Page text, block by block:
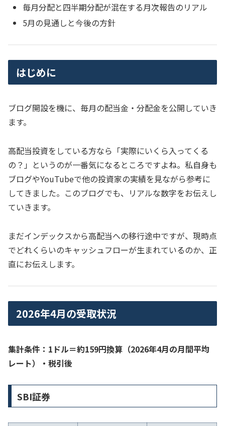
毎月分配と四半期分配が混在する月次報告のリアル
5月の見通しと今後の方針
はじめに
ブログ開設を機に、毎月の配当金・分配金を公開していき
ます。
高配当投資をしている方なら「実際にいくら入ってくる
の？」というのが一番気になるところですよね。私自身も
ブログやYouTubeで他の投資家の実績を見ながら参考に
してきました。このブログでも、リアルな数字をお伝えし
ていきます。
まだインデックスから高配当への移行途中ですが、現時点
でどれくらいのキャッシュフローが生まれているのか、正
直にお伝えします。
2026年4月の受取状況
集計条件：1ドル＝約159円換算（2026年4月の月間平均
レート）・税引後
SBI証券